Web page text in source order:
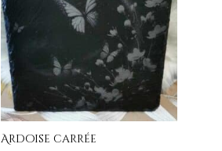
Ardoise carrée